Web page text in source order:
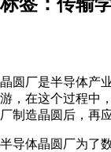
晶圆厂是半导体产
游，在这个过程中
厂制造晶圆后，再
半导体晶圆厂为了